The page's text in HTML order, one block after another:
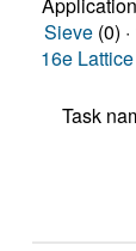
Sieve (0) ·
16e
Task